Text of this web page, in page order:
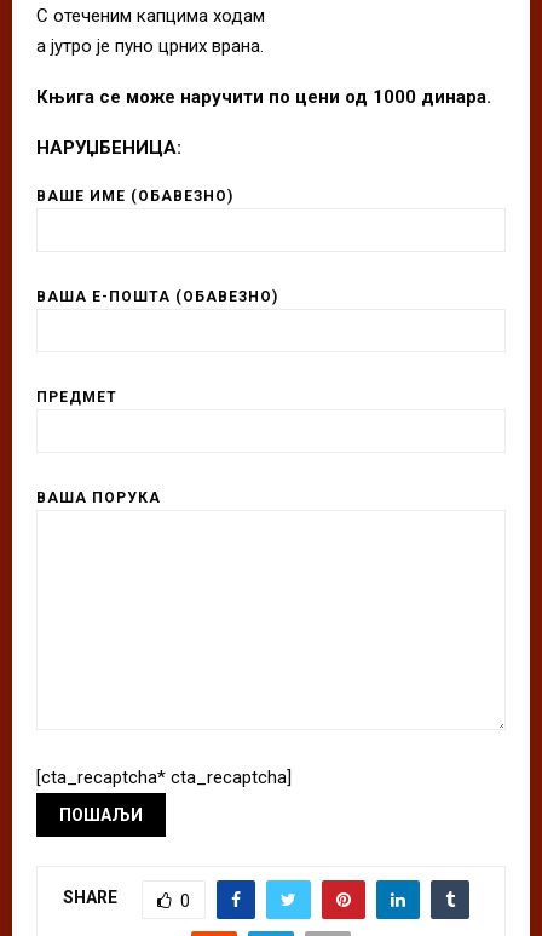
С отеченим капцима ходам
а јутро је пуно црних врана.
Књига се може наручити по цени од 1000 динара.
НАРУЏБЕНИЦА:
ВАШЕ ИМЕ (ОБАВЕЗНО)
ВАША Е-ПОШТА (ОБАВЕЗНО)
ПРЕДМЕТ
ВАША ПОРУКА
[cta_recaptcha* cta_recaptcha]
SHARE 0